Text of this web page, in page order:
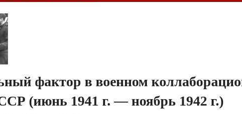
фактор в военном
(июнь 1941 г. — ноябрь 1942 г.)